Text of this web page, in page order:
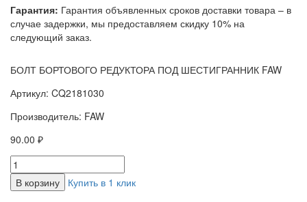
Гарантия: Гарантия объявленных сроков доставки товара – в
случае задержки, мы предоставляем скидку 10% на
следующий заказ.
БОЛТ БОРТОВОГО РЕДУКТОРА ПОД ШЕСТИГРАННИК FAW
Артикул: CQ2181030
Производитель: FAW
90.00 ₽
В корзину Купить в 1 клик